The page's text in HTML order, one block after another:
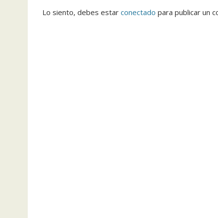
Lo siento, debes estar conectado para publicar un